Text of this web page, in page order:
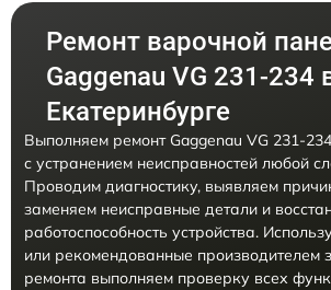
Ремонт варочной
Gaggenau VG 231-234
Екатеринбурге
Выполняем ремонт Gaggenau VG 231-
с устранением неисправностей любой
Проводим диагностику, выявляем
заменяем неисправные детали и
работоспособность устройства.
или рекомендованные производителем
ремонта выполняем проверку всех